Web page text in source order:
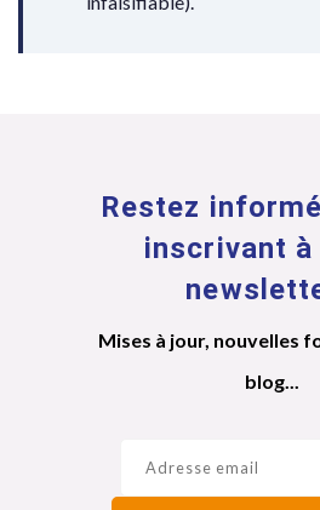
Restez
inscrivant
Mises à jour, nouvelles
blog...